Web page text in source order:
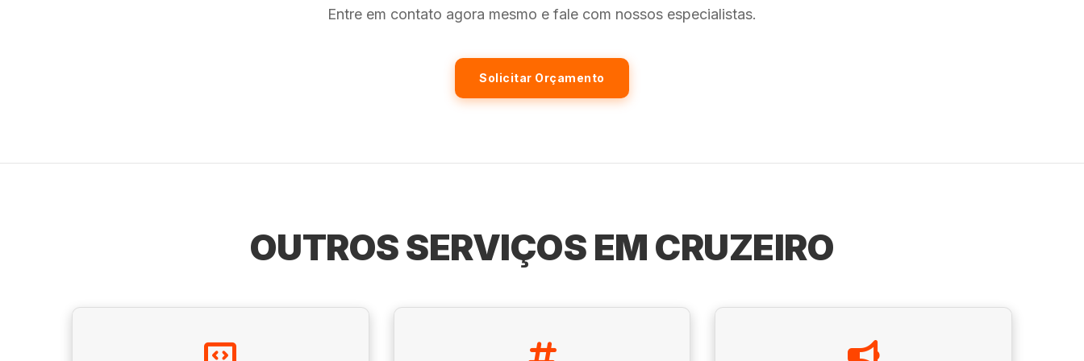
Entre em contato agora mesmo e fale com nossos especialistas.
Solicitar Orçamento
OUTROS SERVIÇOS EM CRUZEIRO